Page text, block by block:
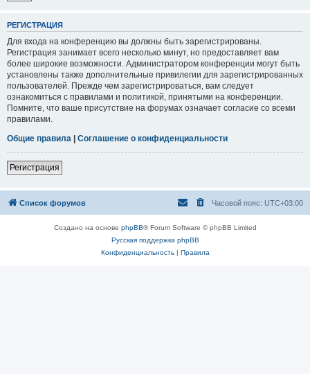
РЕГИСТРАЦИЯ
Для входа на конференцию вы должны быть зарегистрированы.
Регистрация занимает всего несколько минут, но предоставляет вам
более широкие возможности. Администратором конференции могут быть
установлены также дополнительные привилегии для зарегистрированных
пользователей. Прежде чем зарегистрироваться, вам следует
ознакомиться с правилами и политикой, принятыми на конференции.
Помните, что ваше присутствие на форумах означает согласие со всеми
правилами.
Общие правила | Соглашение о конфиденциальности
Регистрация
Список форумов Часовой пояс: UTC+03:00
Создано на основе phpBB® Forum Software © phpBB Limited
Русская поддержка phpBB
Конфиденциальность| Правила